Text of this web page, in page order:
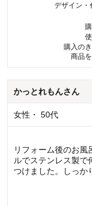
デザイン・
購入の
商品
かっとれもんさん
女性 ・ 50代
リフォーム後のお
ルでステンレス製で
つけました。しっか